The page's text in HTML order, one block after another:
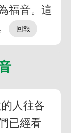
福音。這
人往各
已經看